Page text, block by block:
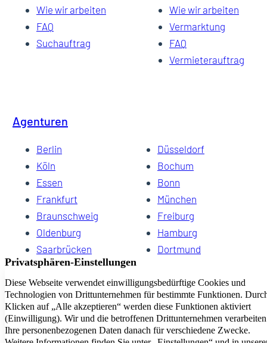
Wie wir arbeiten
FAQ
Suchauftrag
Wie wir arbeiten
Vermarktung
FAQ
Vermieterauftrag
Agenturen
Berlin
Düsseldorf
Köln
Bochum
Essen
Bonn
Frankfurt
München
Braunschweig
Freiburg
Oldenburg
Hamburg
Saarbrücken
Dortmund
Hannover
Dresden
Kiel
Wuppertal
Bremen